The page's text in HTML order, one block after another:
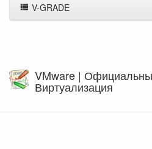
V-GRADE
VMware |
Виртуализация